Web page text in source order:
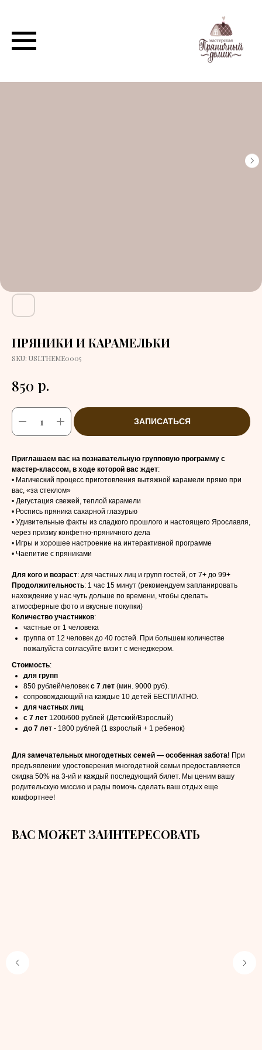
ПРЯНИКИ И КАРАМЕЛЬКИ
SKU: USLTHEME0005
850 р.
ЗАПИСАТЬСЯ
Приглашаем вас на познавательную групповую программу с
мастер-классом, в ходе которой вас ждет:
• Магический процесс приготовления вытяжной карамели прямо при
вас, «за стеклом»
• Дегустация свежей, теплой карамели
• Роспись пряника сахарной глазурью
• Удивительные факты из сладкого прошлого и настоящего Ярославля,
через призму конфетно-пряничного дела
• Игры и хорошее настроение на интерактивной программе
• Чаепитие с пряниками
Для кого и возраст: для частных лиц и групп гостей, от 7+ до 99+
Продолжительность: 1 час 15 минут (рекомендуем запланировать
нахождение у нас чуть дольше по времени, чтобы сделать
атмосферные фото и вкусные покупки)
Количество участников:
частные от 1 человека
группа от 12 человек до 40 гостей. При большем количестве
пожалуйста согласуйте визит с менеджером.
Стоимость:
для групп
850 рублей/человек c 7 лет (мин. 9000 руб).
сопровождающий на каждые 10 детей БЕСПЛАТНО.
для частных лиц
с 7 лет 1200/600 рублей (Детский/Взрослый)
до 7 лет - 1800 рублей (1 взрослый + 1 ребенок)
Для замечательных многодетных семей — особенная забота! При
предъявлении удостоверения многодетной семьи предоставляется
скидка 50% на 3-ий и каждый последующий билет. Мы ценим вашу
родительскую миссию и рады помочь сделать ваш отдых еще
комфортнее!
ВАС МОЖЕТ ЗАИНТЕРЕСОВАТЬ